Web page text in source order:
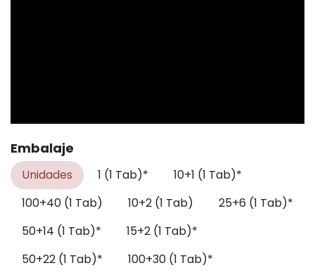
Embalaje
Unidades 1 (1 Tab)*
10+1 (1 Tab)*
100+40 (1 Tab)
10+2 (1 Tab)
25+6 (1 Tab)*
50+14 (1 Tab)*
15+2 (1 Tab)*
50+22 (1 Tab)*
100+30 (1 Tab)*